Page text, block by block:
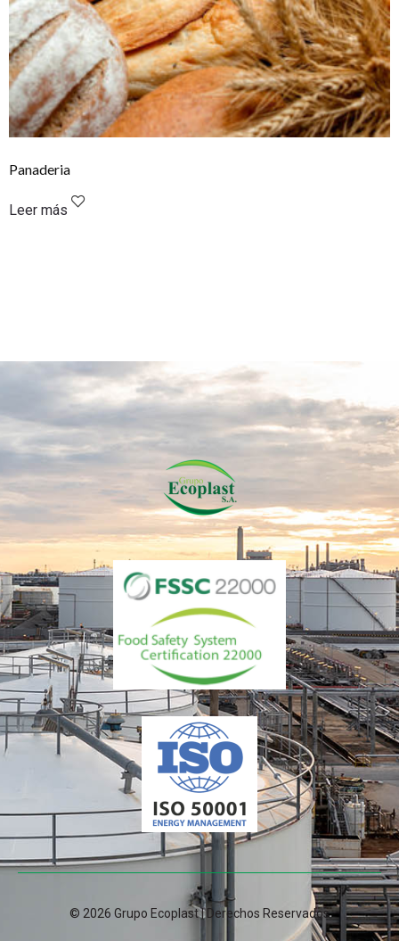
Panaderia
Leer más
© 2026 Grupo Ecoplast | Derechos Reservados